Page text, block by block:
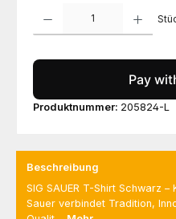
Produktnummer: 205824-L
Beschreibung
SIG SAUER T-Shirt Schwarz
Sauer verbindet Tradition,